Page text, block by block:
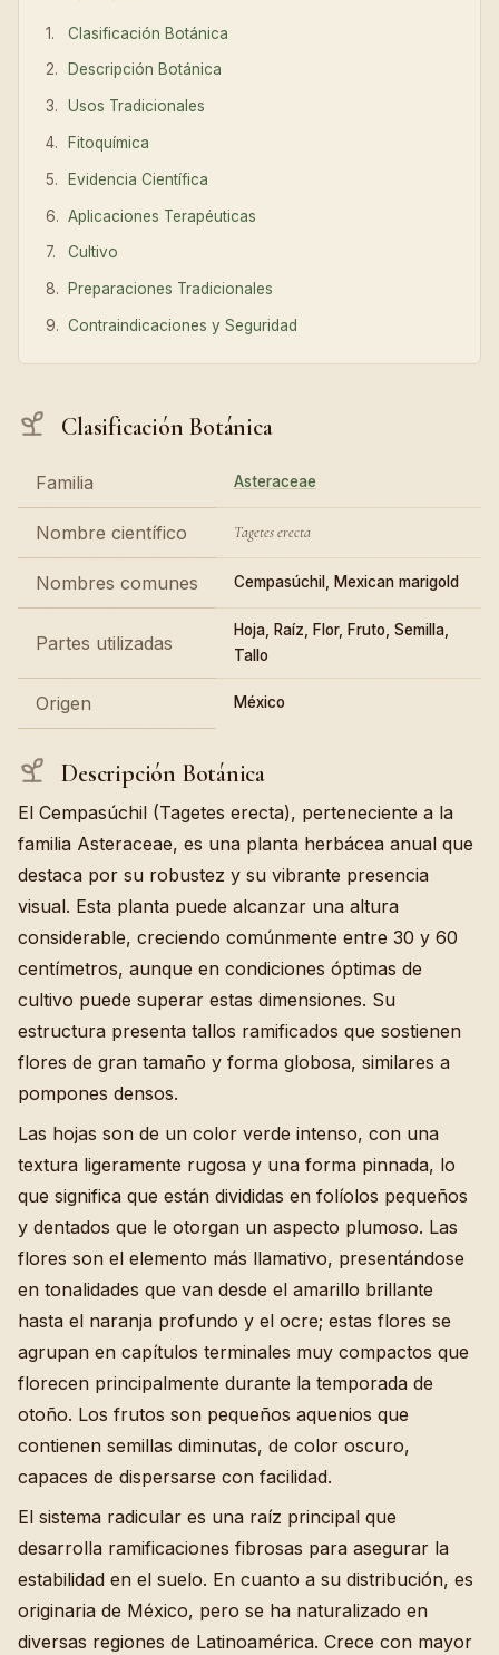
Clasificación Botánica
Descripción Botánica
Usos Tradicionales
Fitoquímica
Evidencia Científica
Aplicaciones Terapéuticas
Cultivo
Preparaciones Tradicionales
Contraindicaciones y Seguridad
Clasificación Botánica
Familia Asteraceae
Nombre científico Tagetes erecta
Nombres comunes Cempasúchil, Mexican marigold
Partes utilizadas
Hoja, Raíz, Flor, Fruto, Semilla,
Tallo
Origen México
Descripción Botánica
El Cempasúchil (Tagetes erecta), perteneciente a la
familia Asteraceae, es una planta herbácea anual que
destaca por su robustez y su vibrante presencia
visual. Esta planta puede alcanzar una altura
considerable, creciendo comúnmente entre 30 y 60
centímetros, aunque en condiciones óptimas de
cultivo puede superar estas dimensiones. Su
estructura presenta tallos ramificados que sostienen
flores de gran tamaño y forma globosa, similares a
pompones densos.
Las hojas son de un color verde intenso, con una
textura ligeramente rugosa y una forma pinnada, lo
que significa que están divididas en folíolos pequeños
y dentados que le otorgan un aspecto plumoso. Las
flores son el elemento más llamativo, presentándose
en tonalidades que van desde el amarillo brillante
hasta el naranja profundo y el ocre; estas flores se
agrupan en capítulos terminales muy compactos que
florecen principalmente durante la temporada de
otoño. Los frutos son pequeños aquenios que
contienen semillas diminutas, de color oscuro,
capaces de dispersarse con facilidad.
El sistema radicular es una raíz principal que
desarrolla ramificaciones fibrosas para asegurar la
estabilidad en el suelo. En cuanto a su distribución, es
originaria de México, pero se ha naturalizado en
diversas regiones de Latinoamérica. Crece con mayor